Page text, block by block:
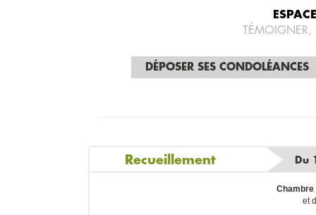
DÉPOSER SES CONDOLÉANCES
Recueillement Du
Chambre
et